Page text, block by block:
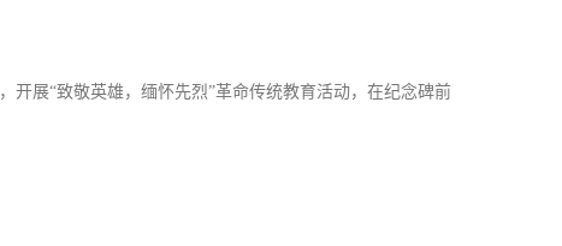
开展“致敬英雄，缅怀先烈”革命传统教育活动，在纪念碑前